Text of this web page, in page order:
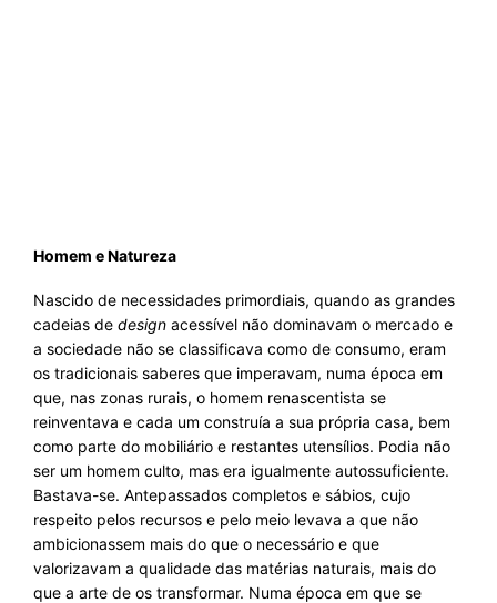
Homem e Natureza
Nascido de necessidades primordiais, quando as grandes
cadeias de design acessível não dominavam o mercado e
a sociedade não se classificava como de consumo, eram
os tradicionais saberes que imperavam, numa época em
que, nas zonas rurais, o homem renascentista se
reinventava e cada um construía a sua própria casa, bem
como parte do mobiliário e restantes utensílios. Podia não
ser um homem culto, mas era igualmente autossuficiente.
Bastava-se. Antepassados completos e sábios, cujo
respeito pelos recursos e pelo meio levava a que não
ambicionassem mais do que o necessário e que
valorizavam a qualidade das matérias naturais, mais do
que a arte de os transformar. Numa época em que se